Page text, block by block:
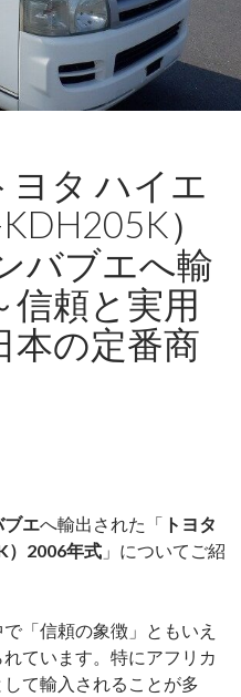
式
を
タ
ン
性
ヨタ ハイエ
）
バブエへ輸
信頼と実用
本の定番商
ブエへ輸出された「 トヨタ
）2006年式 」についてご紹
「信頼の象徴」ともいえ
ています。特にアフリカ
て輸入されることが多